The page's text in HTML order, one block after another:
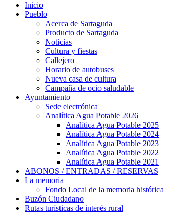
Inicio
Pueblo
Acerca de Sartaguda
Producto de Sartaguda
Noticias
Cultura y fiestas
Callejero
Horario de autobuses
Nueva casa de cultura
Campaña de ocio saludable
Ayuntamiento
Sede electrónica
Analítica Agua Potable 2026
Analítica Agua Potable 2025
Analítica Agua Potable 2024
Analítica Agua Potable 2023
Analítica Agua Potable 2022
Analítica Agua Potable 2021
ABONOS / ENTRADAS / RESERVAS
La memoria
Fondo Local de la memoria histórica
Buzón Ciudadano
Rutas turísticas de interés rural